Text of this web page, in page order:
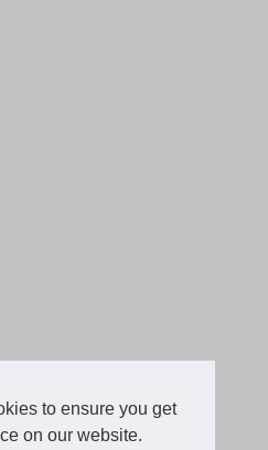
to ensure you get
on our website.